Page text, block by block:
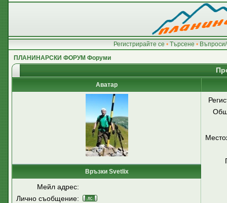
Регистрирайте се • Търсене •
ПЛАНИНАРСКИ ФОРУМ Форуми
Аватар
Връзки Svetlix
Мейл адрес:
Лично съобщение: